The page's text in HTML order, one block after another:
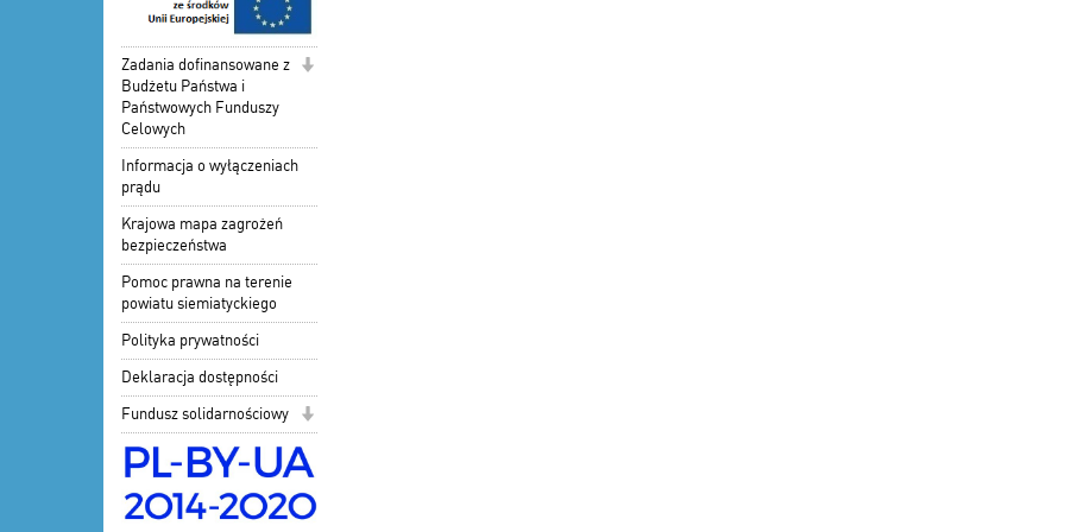
Zadania dofinansowane z
Budżetu Państwa i
Państwowych Funduszy
Celowych
Informacja o wyłączeniach
prądu
Krajowa mapa zagrożeń
bezpieczeństwa
Pomoc prawna na terenie
powiatu siemiatyckiego
Polityka prywatności
Deklaracja dostępności
Fundusz solidarnościowy